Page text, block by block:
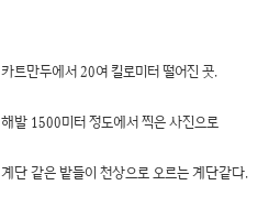
카트만두에서 20여 킬로미터 떨어진 곳.
해발 1500미터 정도에서 찍은 사진으로
계단 같은 밭들이 천상으로 오르는 계단같다.